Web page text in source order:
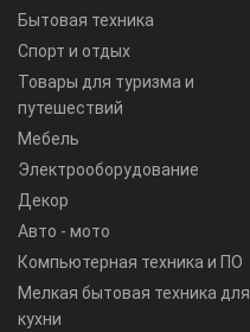
Бытовая техника
Спорт и отдых
Товары для туризма и
путешествий
Мебель
Электрооборудование
Декор
Авто - мото
Компьютерная техника и ПО
Мелкая бытовая техника для
кухни